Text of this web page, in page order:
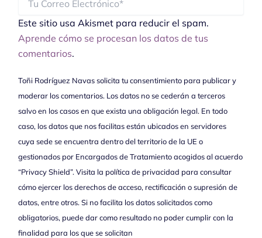
Este sitio usa Akismet para reducir el spam.
Aprende cómo se procesan los datos de tus
comentarios.
Toñi Rodríguez Navas solicita tu consentimiento para publicar y
moderar los comentarios. Los datos no se cederán a terceros
salvo en los casos en que exista una obligación legal. En todo
caso, los datos que nos facilitas están ubicados en servidores
cuya sede se encuentra dentro del territorio de la UE o
gestionados por Encargados de Tratamiento acogidos al acuerdo
“Privacy Shield”. Visita la política de privacidad para consultar
cómo ejercer los derechos de acceso, rectificación o supresión de
datos, entre otros. Si no facilita los datos solicitados como
obligatorios, puede dar como resultado no poder cumplir con la
finalidad para los que se solicitan